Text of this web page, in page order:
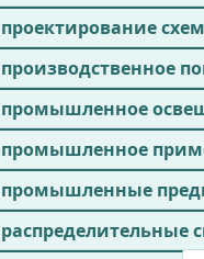
проектирование схем
производственное
промышленное
промышленное
промышленные
распределительные